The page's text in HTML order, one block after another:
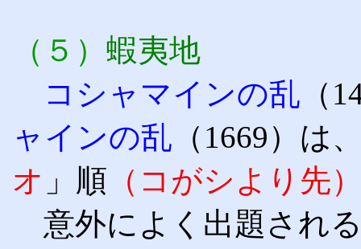
（５） 蝦夷地
コシャマインの乱 （
ャインの乱 （1669）は
オ 」順 （コがシより先
意外によく出題され